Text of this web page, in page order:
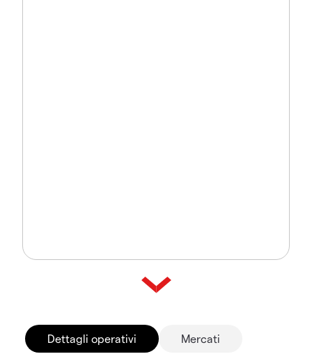
Dettagli operativi Mercati